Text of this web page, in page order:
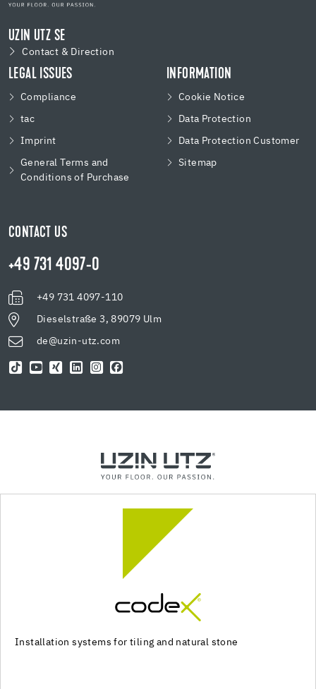
UZIN UTZ SE
Contact & Direction
LEGAL ISSUES
Compliance
tac
Imprint
General Terms and
Conditions of Purchase
INFORMATION
Cookie Notice
Data Protection
Data Protection Customer
Sitemap
CONTACT US
+49 731 4097-0
+49 731 4097-110
Dieselstraße 3, 89079 Ulm
de@uzin-utz.com
Installation systems for tiling and natural stone